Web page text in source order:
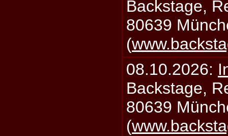
Backstage,
80639
(
08.10.2026:
Backstage,
80639
(